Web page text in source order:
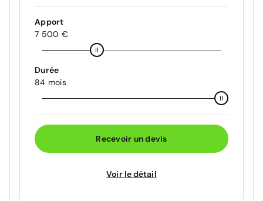
Apport
7 500 €
Durée
84 mois
Recevoir un devis
Voir le détail